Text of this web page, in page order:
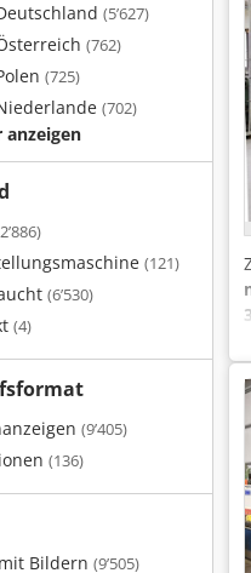
(5’627)
(762)
(725)
(702)
anzeigen
(121)
(6’530)
(4)
(9’405)
(136)
Bildern (9’505)